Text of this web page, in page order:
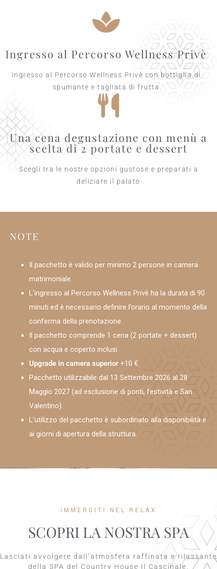
Ingresso al Percorso Wellness Privè
Ingresso al Percorso Wellness Privè con bottiglia di
spumante e tagliata di frutta
Una cena degustazione con menù a
scelta di 2 portate e dessert
Scegli tra le nostre opzioni gustose e preparati a
deliziare il palato
NOTE
Il pacchetto è valido per minimo 2 persone in camera
matrimoniale.
L’ingresso al Percorso Wellness Privè ha la durata di 90
minuti ed è necessario definire l’orario al momento della
conferma della prenotazione.
Il pacchetto comprende 1 cena (2 portate + dessert)
con acqua e coperto inclusi.
Upgrade in camera superior+10 €.
Pacchetto utilizzabile dal 13 Settembre 2026 al 28
Maggio 2027 (ad esclusione di ponti, festività e San
Valentino).
L’utilizzo del pacchetto è subordinato alla disponibilità e
ai giorni di apertura della struttura.
IMMERGITI NEL RELAX
SCOPRI LA NOSTRA SPA
Lasciati avvolgere dall’atmosfera raffinata e rilassante
della SPA del Country House Il Cascinale.